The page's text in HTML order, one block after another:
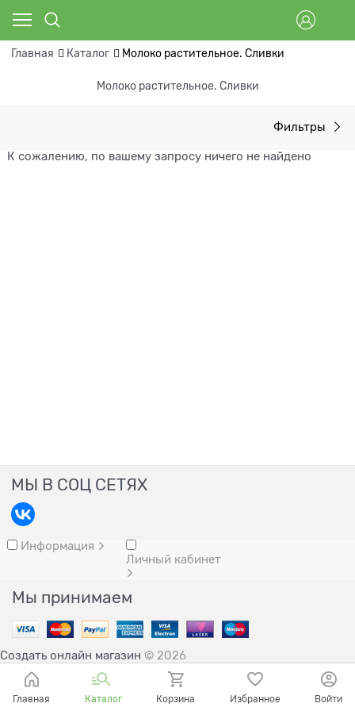
Главная Каталог Молоко растительное. Сливки
Молоко растительное. Сливки
Фильтры
К сожалению, по вашему запросу ничего не найдено
МЫ В СОЦ СЕТЯХ
Информация
Личный кабинет
Мы принимаем
Создать онлайн магазин © 2026
Главная Каталог Корзина Избранное Войти